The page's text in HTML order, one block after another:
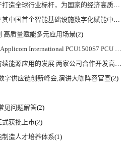
经济高质量发展贡献更大力量|上海电气集团党委书记、董事长吴磊来访
中国首个智能基础设施数字化赋能中心
高质量赋能多元应用场景(2)
International PCU1500S7 PCU 1500 S7 V4.5.0
合作开发高性能储能和太阳能组串式逆变器方案 以实现可持续的未来
字供应链创新峰会,演讲大咖阵容官宣(2)
见问题解答(2)
式获批上市(2)
造人才培养体系(1)